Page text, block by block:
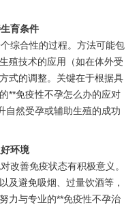
育条件
综合性的过程。方法可能包
殖技术的应用（如在体外受
式的调整。关键在于根据具
**免疫性不孕怎么办的应对
自然受孕或辅助生殖的成功
环境
改善免疫状态有积极意义。
及避免吸烟、过量饮酒等，
力与专业的**免疫性不孕治